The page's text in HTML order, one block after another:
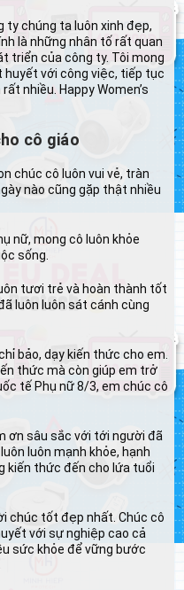
ty chúng ta luôn xinh đẹp,
là những nhân tố rất quan
triển của công ty. Tôi mong
với công việc, tiếp tục
nhiều. Happy Women’s
cô giáo
chúc cô luôn vui vẻ, tràn
nào cũng gặp thật nhiều
nữ, mong cô luôn khỏe
sống.
tươi trẻ và hoàn thành tốt
luôn luôn sát cánh cùng
bảo, dạy kiến thức cho em.
thức mà còn giúp em trở
tế Phụ nữ 8/3, em chúc cô
ơn sâu sắc với tới người đã
luôn mạnh khỏe, hạnh
kiến thức đến cho lứa tuổi
chúc tốt đẹp nhất. Chúc cô
với sự nghiệp cao cả
sức khỏe để vững bước